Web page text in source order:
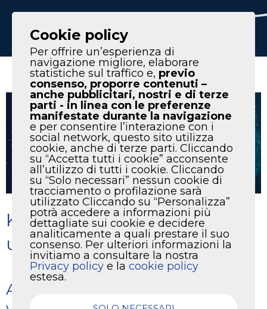
KTC vi augura buone feste e
un proficuo anno nuovo
Auguri da tutta KTC a voi e ai
Cookie policy
Per offrire un’esperienza di
navigazione migliore, elaborare
statistiche sul traffico e, previo
consenso, proporre contenuti –
anche pubblicitari, nostri e di terze
parti - in linea con le preferenze
manifestate durante la navigazione
e per consentire l’interazione con i
social network, questo sito utilizza
cookie, anche di terze parti. Cliccando
su “Accetta tutti i cookie” acconsente
all’utilizzo di tutti i cookie. Cliccando
su “Solo necessari” nessun cookie di
tracciamento o profilazione sarà
utilizzato Cliccando su “Personalizza”
potrà accedere a informazioni più
dettagliate sui cookie e decidere
analiticamente a quali prestare il suo
consenso. Per ulteriori informazioni la
invitiamo a consultare la nostra
Privacy policy e la cookie policy
estesa.